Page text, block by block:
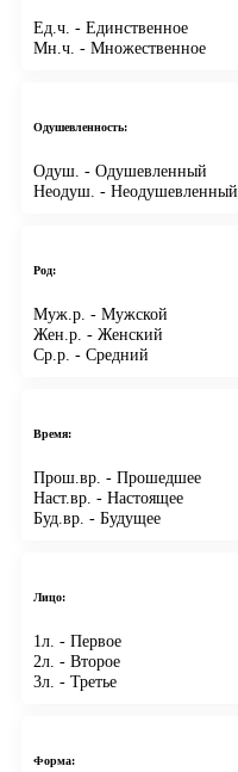
Ед.ч. - Единственное
Мн.ч. - Множественное
Одушевленность:
Одуш. - Одушевленный
Неодуш. - Неодушевленный
Род:
Муж.р. - Мужской
Жен.р. - Женский
Ср.р. - Средний
Время:
Прош.вр. - Прошедшее
Наст.вр. - Настоящее
Буд.вр. - Будущее
Лицо:
1л. - Первое
2л. - Второе
3л. - Третье
Форма: